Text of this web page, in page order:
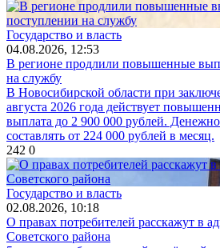
Государство и власть
04.08.2026, 12:53
В регионе продлили повышенные
на службу
В Новосибирской области при
августа 2026 года действует
выплата до 2 900 000 рублей.
составлять от 224 000 рублей в месяц.
242 0
Государство и власть
02.08.2026, 10:18
О правах потребителей расскажут в
Советского района